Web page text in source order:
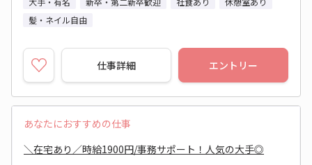
髪・ネイル自由
仕事詳細 エントリー
あなたにおすすめの仕事
＼在宅あり／時給1900円/事務サポート！人気の大手◎